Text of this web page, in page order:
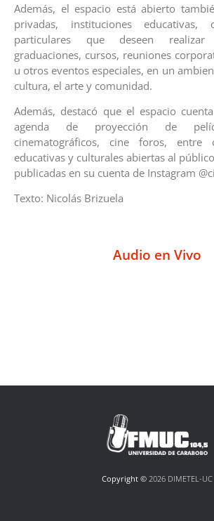
Además, el espacio está abierto
privadas, instituciones educativas,
particulares que deseen
graduaciones, cursos, reuniones
u otros eventos especiales, en un
cultura, el arte y comunidad.
Además, destacó que el espacio
agenda de proyección de
cinematográficos, cine foros, entre
educativas y culturales abiertas al
publicadas en su cuenta de Instagram
Texto: Nicolás Brizuela
Audio en Vivo
Copyright © 2026 DIMETEL-UC